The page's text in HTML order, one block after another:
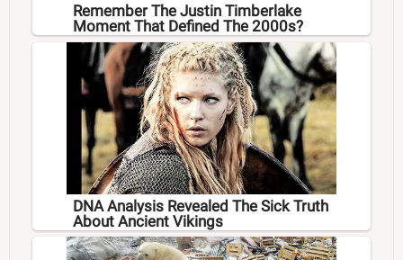
Remember The Justin Timberlake
Moment That Defined The 2000s?
DNA Analysis Revealed The Sick Truth
About Ancient Vikings